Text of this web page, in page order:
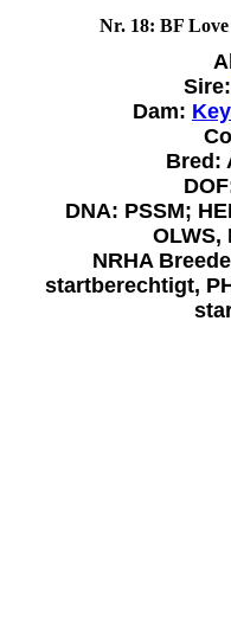
Nr. 18: BF
Sire:
Dam:
Bred:
DNA: PSSM;
OLWS,
NRHA
startberechtigt,